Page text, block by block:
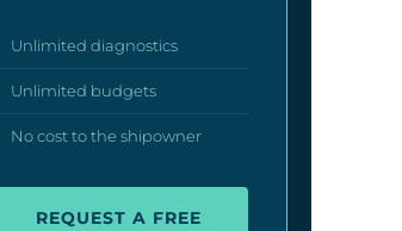
Unlimited diagnostics
Unlimited budgets
No cost to the shipowner
REQUEST A FREE